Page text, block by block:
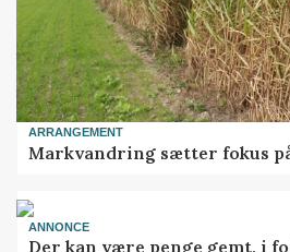
ARRANGEMENT
Markvandring sætter fokus
ANNONCE
Der kan være penge gemt, i